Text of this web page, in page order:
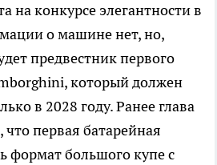
на конкурсе элегантности в
о машине нет, но,
предвестник первого
который должен
в 2028 году. Ранее глава
первая батарейная
формат большого купе с